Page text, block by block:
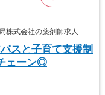
株式会社の薬剤師求人
スと子育て支援制
ェーン◎